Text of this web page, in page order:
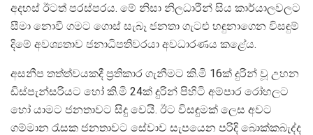
අදහස් ඊටත් පරස්පරය. මේ නිසා නිලධාරීන් සිය කාර්යාලවලට
සීමා නොවී ගමට ගොස් සැබෑ ජනතා ගැටළු හඳුනාගෙන විසඳුම්
දිමේ අවශ්‍යතාව ජනාධිපතිවරයා අවධාරණය කළේය.
අසනීප තත්ත්වයකදී ප්‍රතිකාර ගැනීමට කි.මි 16ක් දුරින් වූ උහන
ඩිස්පැන්සරියට හෝ කි.මි 24ක් දුරින් පිහිටි අම්පාර රෝහලට
හෝ යාමට ජනතාවට සිදු වෙයි. ඊට විසඳුමක් ලෙස අවට
ගම්මාන රැසක ජනතාවට සේවාව සැපයෙන පරිදි බොක්කබැද්ද